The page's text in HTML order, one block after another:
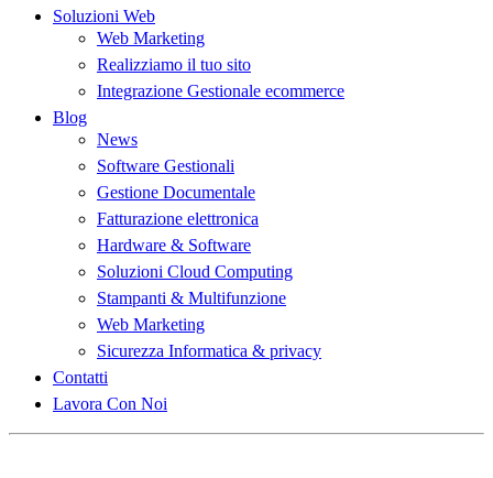
Soluzioni Web
Web Marketing
Realizziamo il tuo sito
Integrazione Gestionale ecommerce
Blog
News
Software Gestionali
Gestione Documentale
Fatturazione elettronica
Hardware & Software
Soluzioni Cloud Computing
Stampanti & Multifunzione
Web Marketing
Sicurezza Informatica & privacy
Contatti
Lavora Con Noi